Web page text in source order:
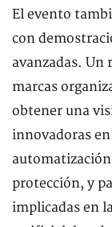
El evento
con
avanzadas. Un
marcas
obtener una
innovadoras
protección, y
implicadas en